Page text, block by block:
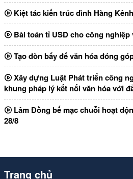
Kiệt tác kiến trúc đình Hàng Kênh
Bài toán tỉ USD cho công nghiệp
Tạo đòn bẩy để văn hóa đóng
Xây dựng Luật Phát triển công
khung pháp lý kết nối văn hóa với
Lâm Đồng bế mạc chuỗi hoạt
28/8
Trang chủ